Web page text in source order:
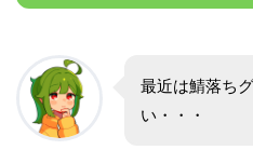
最近は鯖落ち
い・・・